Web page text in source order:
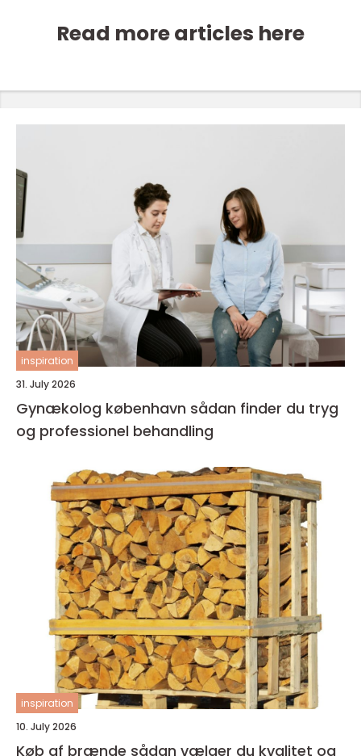
Read more articles here
inspiration
31. July 2026
Gynækolog københavn sådan finder du tryg
og professionel behandling
inspiration
10. July 2026
Køb af brænde sådan vælger du kvalitet og